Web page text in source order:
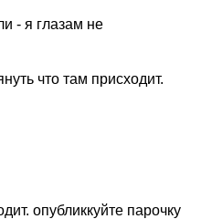
- я глазам не
что там присходит.
опубликкуйте парочку